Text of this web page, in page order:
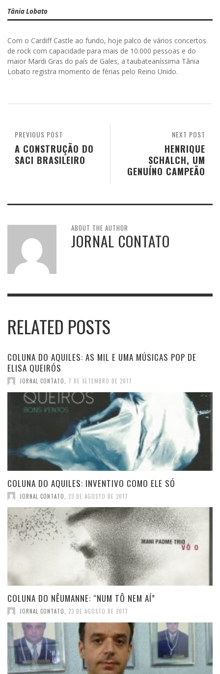
Tânia Lobato
Com o Cardiff Castle ao fundo, hoje palco de vários concertos
de rock com capacidade para mais de 10.000 pessoas e do
maior Mardi Gras do país de Gales, a taubateaníssima Tânia
Lobato registra momento de férias pelo Reino Unido.
NEXT POST
HENRIQUE
SCHALCH, UM
GENUÍNO CAMPEÃO
PREVIOUS POST
A CONSTRUÇÃO DO
SACI BRASILEIRO
ABOUT THE AUTHOR
JORNAL CONTATO
RELATED POSTS
COLUNA DO AQUILES: AS MIL E UMA MÚSICAS POP DE
ELISA QUEIRÓS
JORNAL CONTATO 7 DE SETEMBRO DE 2017
COLUNA DO AQUILES: INVENTIVO COMO ELE SÓ
JORNAL CONTATO 23 DE AGOSTO DE 2017
COLUNA DO NÊUMANNE: “NUM TÔ NEM AÍ”
JORNAL CONTATO 23 DE AGOSTO DE 2017